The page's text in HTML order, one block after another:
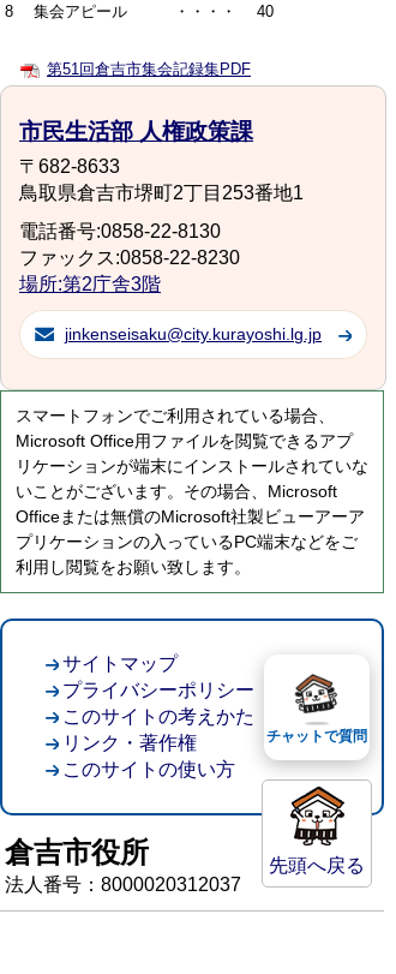
8 集会アピール ・・・・ 40
第51回倉吉市集会記録集PDF
市民生活部 人権政策課
〒682-8633
鳥取県倉吉市堺町2丁目253番地1
電話番号:0858-22-8130
ファックス:0858-22-8230
場所:第2庁舎3階
jinkenseisaku@city.kurayoshi.lg.jp
スマートフォンでご利用されている場合、
Microsoft Office用ファイルを閲覧できるアプ
リケーションが端末にインストールされていな
いことがございます。その場合、Microsoft
Officeまたは無償のMicrosoft社製ビューアーア
プリケーションの入っているPC端末などをご
利用し閲覧をお願い致します。
先頭へ戻る
サイトマップ
プライバシーポリシー
このサイトの考えかた
リンク・著作権
このサイトの使い方
倉吉市役所
法人番号：8000020312037
チャットで質問